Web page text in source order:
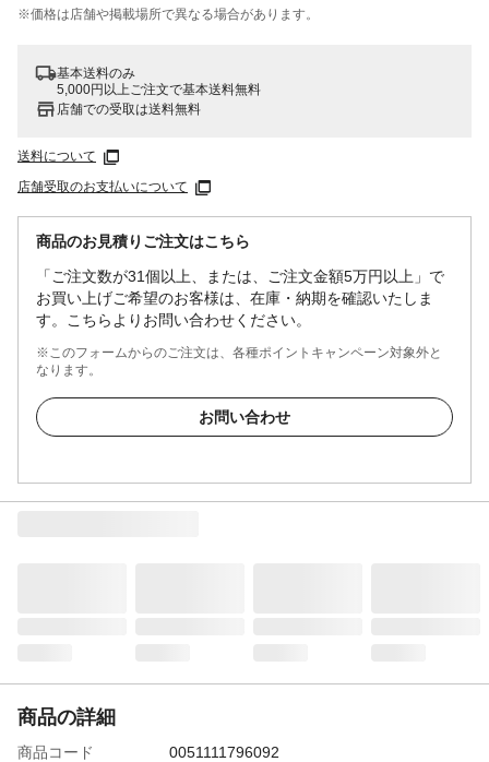
※価格は​店舗や​掲載場所で​異なる​場合が​あります。
基本送料のみ
5,000円以上ご注文で基本送料無料
店舗での受取は送料無料
送料について
店舗受取のお支払いについて
商品のお見積りご注文はこちら
「ご注文数が31個以上、または、ご注文金額5万円以上」で
お買い上げご希望のお客様は、在庫・納期を確認いたしま
す。こちらよりお問い合わせください。
※このフォームからのご注文は、各種ポイントキャンペーン対象外と
なります。
お問い合わせ
商品の詳細
商品コード
0051111796092